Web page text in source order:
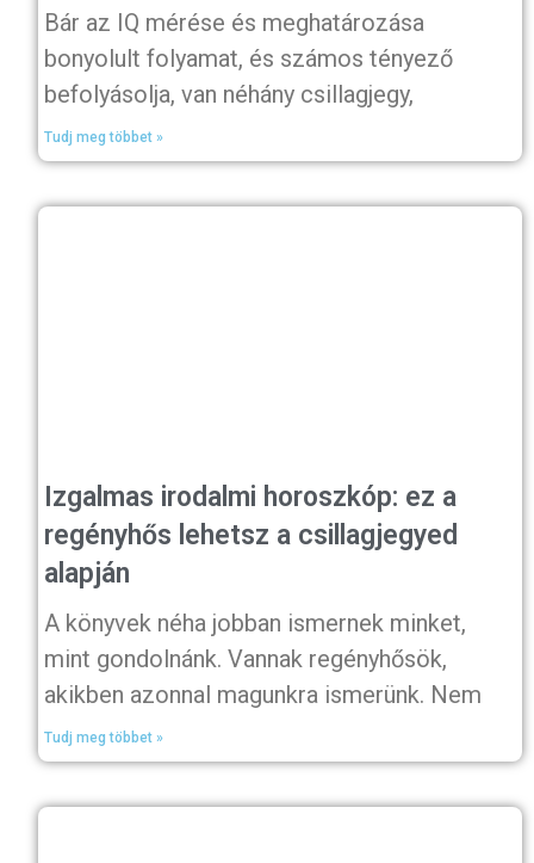
Bár az IQ mérése és meghatározása
bonyolult folyamat, és számos tényező
befolyásolja, van néhány csillagjegy,
Tudj meg többet »
Izgalmas irodalmi horoszkóp: ez a
regényhős lehetsz a csillagjegyed
alapján
A könyvek néha jobban ismernek minket,
mint gondolnánk. Vannak regényhősök,
akikben azonnal magunkra ismerünk. Nem
Tudj meg többet »